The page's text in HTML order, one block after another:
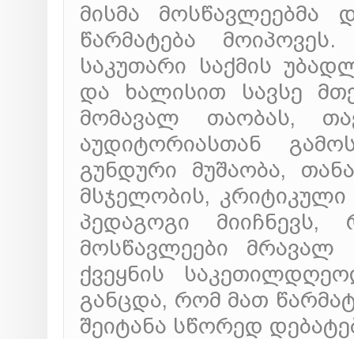
მისმა მოსწავლეებმა
წარმატება
საკუთარი საქმის
და ხალისით სავსე
მომავალ თაობას,
აუდიტორიასთან
გუნდური მუშაობა,
მსჯელობის, კრიტიკული
პედაგოგი
მოსწავლეები მრავალ
ქვეყნის
განცდა, რომ მათ
შეიტანა სწორედ